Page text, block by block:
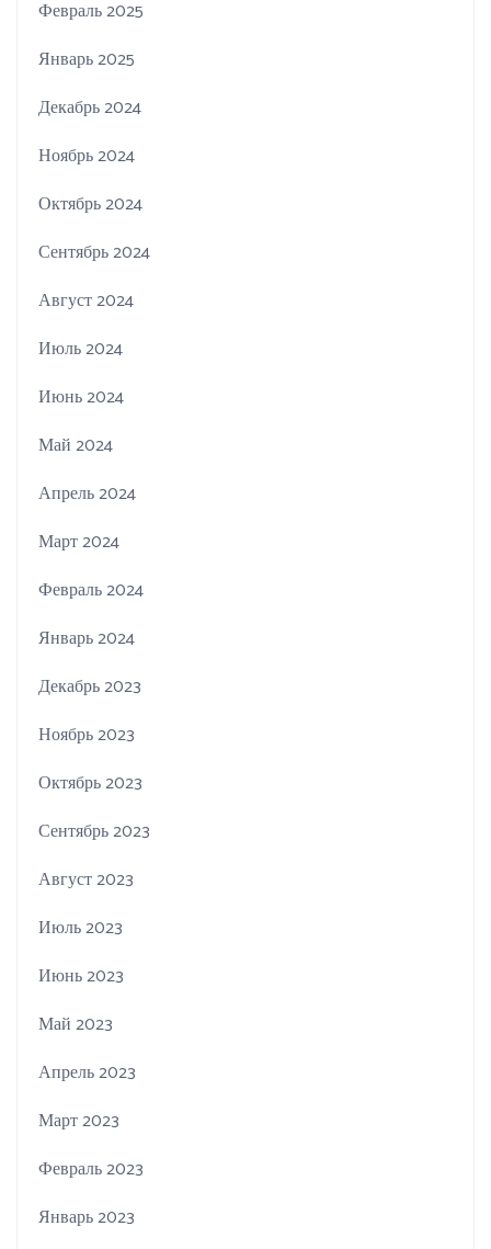
Февраль 2025
Январь 2025
Декабрь 2024
Ноябрь 2024
Октябрь 2024
Сентябрь 2024
Август 2024
Июль 2024
Июнь 2024
Май 2024
Апрель 2024
Март 2024
Февраль 2024
Январь 2024
Декабрь 2023
Ноябрь 2023
Октябрь 2023
Сентябрь 2023
Август 2023
Июль 2023
Июнь 2023
Май 2023
Апрель 2023
Март 2023
Февраль 2023
Январь 2023